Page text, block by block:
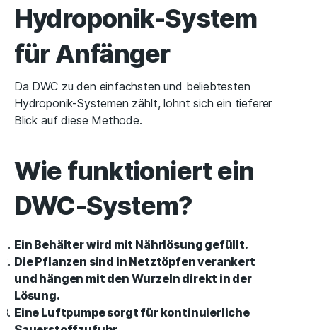
Hydroponik-System
für Anfänger
Da DWC zu den einfachsten und beliebtesten
Hydroponik-Systemen zählt, lohnt sich ein tieferer
Blick auf diese Methode.
Wie funktioniert ein
DWC-System?
Ein Behälter wird mit Nährlösung gefüllt.
Die Pflanzen sind in Netztöpfen verankert
und hängen mit den Wurzeln direkt in der
Lösung.
Eine Luftpumpe sorgt für kontinuierliche